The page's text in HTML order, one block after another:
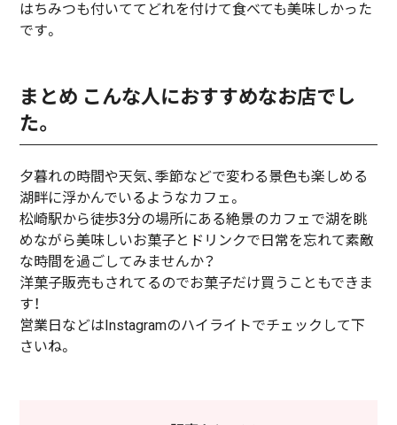
はちみつも付いててどれを付けて食べても美味しかった
です。
まとめ こんな人におすすめなお店でし
た。
夕暮れの時間や天気、季節などで変わる景色も楽しめる
湖畔に浮かんでいるようなカフェ。
松崎駅から徒歩3分の場所にある絶景のカフェで湖を眺
めながら美味しいお菓子とドリンクで日常を忘れて素敵
な時間を過ごしてみませんか？
洋菓子販売もされてるのでお菓子だけ買うこともできま
す！
営業日などはInstagramのハイライトでチェックして下
さいね。